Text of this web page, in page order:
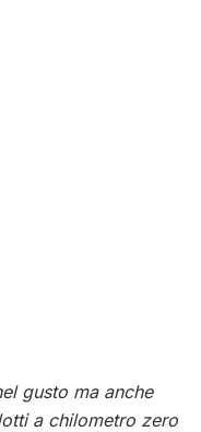
gusto ma anche
a chilometro zero